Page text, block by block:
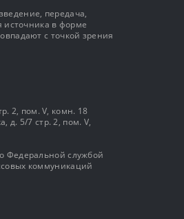
передача,
источника в форме
с точкой зрения
2, пом. V, комн. 18
д. 5/7 стр. 2, пом. V,
Федеральной службой
коммуникаций